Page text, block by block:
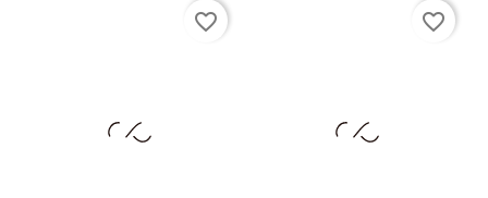
favorite_border favorite_border